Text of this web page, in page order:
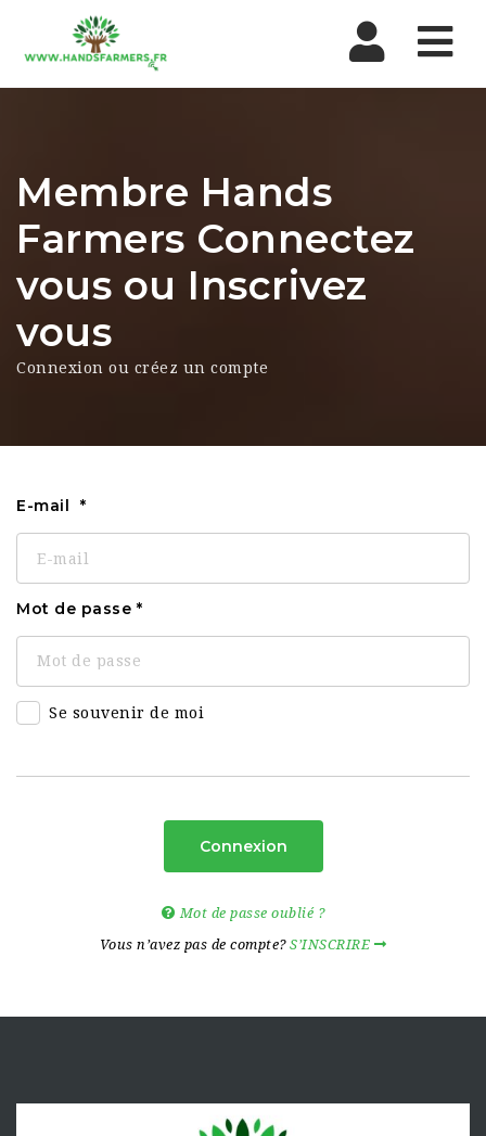
Membre Hands
Farmers Connectez
vous ou Inscrivez
vous
Connexion ou créez un compte
E-mail
Mot de passe
Se souvenir de moi
Connexion
Mot de passe oublié ?
Vous n’avez pas de compte?S’INSCRIRE